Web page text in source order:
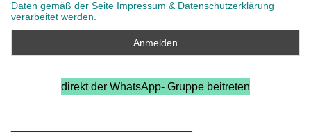
Daten gemäß der Seite Impressum & Datenschutzerklärung
verarbeitet werden.
direkt der WhatsApp- Gruppe beitreten